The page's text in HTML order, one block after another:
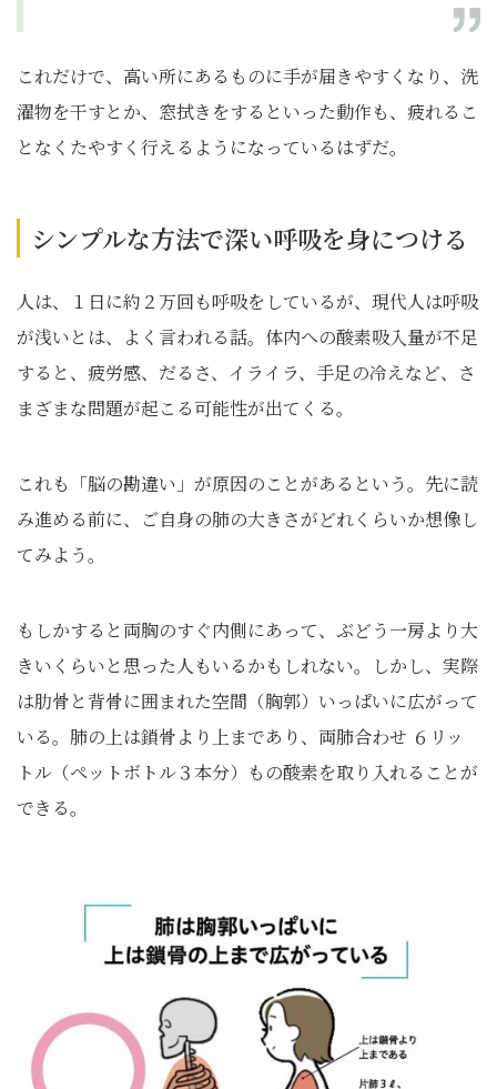
これだけで、高い所にあるものに手が届きやすくなり、洗
濯物を干すとか、窓拭きをするといった動作も、疲れるこ
となくたやすく行えるようになっているはずだ。
シンプルな方法で深い呼吸を身につける
人は、１日に約２万回も呼吸をしているが、現代人は呼吸
が浅いとは、よく言われる話。体内への酸素吸入量が不足
すると、疲労感、だるさ、イライラ、手足の冷えなど、さ
まざまな問題が起こる可能性が出てくる。
これも「脳の勘違い」が原因のことがあるという。先に読
み進める前に、ご自身の肺の大きさがどれくらいか想像し
てみよう。
もしかすると両胸のすぐ内側にあって、ぶどう一房より大
きいくらいと思った人もいるかもしれない。しかし、実際
は肋骨と背骨に囲まれた空間（胸郭）いっぱいに広がって
いる。肺の上は鎖骨より上まであり、両肺合わせ ６リッ
トル（ペットボトル３本分）もの酸素を取り入れることが
できる。